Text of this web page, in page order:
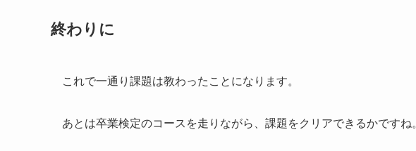
終わりに
これで一通り課題は教わったことになります。
あとは卒業検定のコースを走りながら、課題をクリアできるかですね。